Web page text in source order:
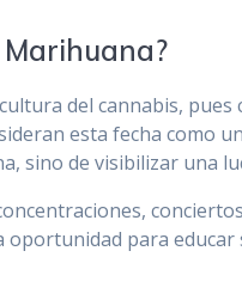
Marihuana?
del cannabis, pues
esta fecha como
sino de visibilizar una
oportunidad para